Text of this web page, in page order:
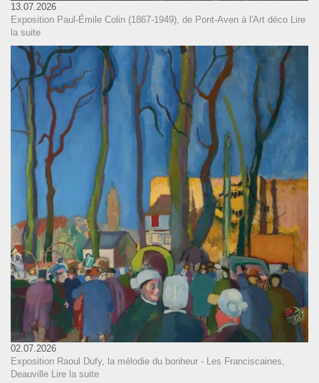
13.07.2026
Exposition Paul-Émile Colin (1867-1949), de Pont-Aven à l'Art déco Lire
la suite
02.07.2026
Exposition Raoul Dufy, la mélodie du bonheur - Les Franciscaines,
Deauville
Lire la suite